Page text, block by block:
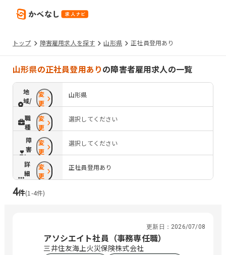
トップ 障害雇用求人を探す 山形県 正社員登用あり
山形県の正社員登用ありの障害者雇用求人の一覧
地
域/
路
線
変
更
山形県
職
種
変
更
選択してください
障
害
配
慮
変
更
選択してください
詳
細
条
件
変
更
正社員登用あり
4件(1 -4件)
更新日： 2026/07/08
アソシエイト社員（事務専任職）
三井住友海上火災保険株式会社